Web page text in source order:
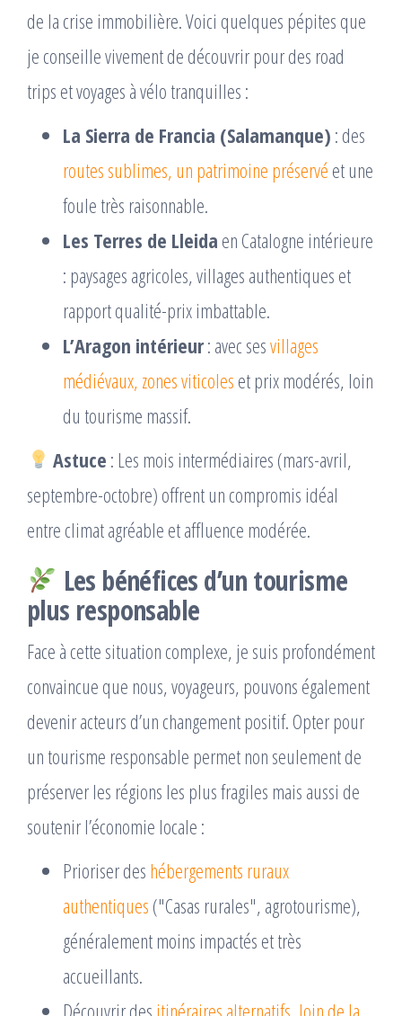
de la crise immobilière. Voici quelques pépites que
je conseille vivement de découvrir pour des road
trips et voyages à vélo tranquilles :
La Sierra de Francia (Salamanque) : des
routes sublimes, un patrimoine préservé et une
foule très raisonnable.
Les Terres de Lleida en Catalogne intérieure
: paysages agricoles, villages authentiques et
rapport qualité-prix imbattable.
L’Aragon intérieur: avec sesvillages
médiévaux, zones viticoles et prix modérés, loin
du tourisme massif.
Astuce : Les mois intermédiaires (mars-avril,
septembre-octobre) offrent un compromis idéal
entre climat agréable et affluence modérée.
Les bénéfices d’un tourisme
plus responsable
Face à cette situation complexe, je suis profondément
convaincue que nous, voyageurs, pouvons également
devenir acteurs d’un changement positif. Opter pour
un tourisme responsable permet non seulement de
préserver les régions les plus fragiles mais aussi de
soutenir l’économie locale :
Prioriser des hébergements ruraux
authentiques ("Casas rurales", agrotourisme),
généralement moins impactés et très
accueillants.
Découvrir des itinéraires alternatifs, loin de la